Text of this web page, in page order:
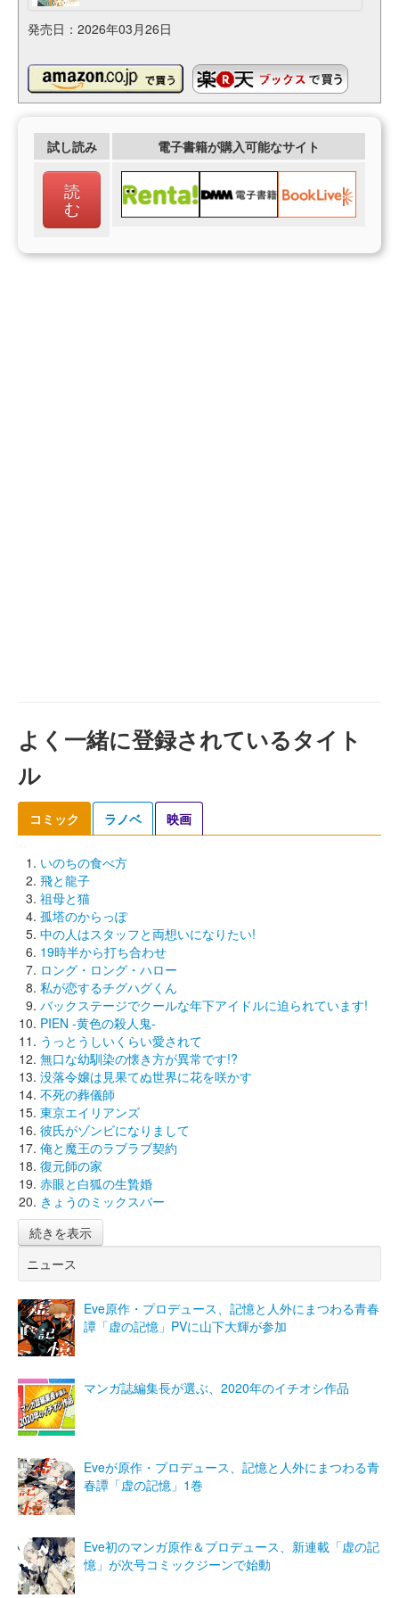
発売日：2026年03月26日
試し読み 電子書籍が購入可能なサイト
読
む
よく一緒に登録されているタイト
ル
コミック ラノベ 映画
いのちの食べ方
飛と龍子
祖母と猫
孤塔のからっぽ
中の人はスタッフと両想いになりたい!
19時半から打ち合わせ
ロング・ロング・ハロー
私が恋するチグハグくん
バックステージでクールな年下アイドルに迫られています!
PIEN -黄色の殺人鬼-
うっとうしいくらい愛されて
無口な幼馴染の懐き方が異常です!?
没落令嬢は見果てぬ世界に花を咲かす
不死の葬儀師
東京エイリアンズ
彼氏がゾンビになりまして
俺と魔王のラブラブ契約
復元師の家
赤眼と白狐の生贄婚
きょうのミックスバー
続きを表示
ニュース
Eve原作・プロデュース、記憶と人外にまつわる青春
譚「虚の記憶」PVに山下大輝が参加
マンガ誌編集長が選ぶ、2020年のイチオシ作品
Eveが原作・プロデュース、記憶と人外にまつわる青
春譚「虚の記憶」1巻
Eve初のマンガ原作＆プロデュース、新連載「虚の記
憶」が次号コミックジーンで始動